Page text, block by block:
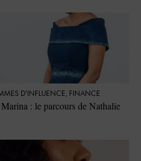
D'INFLUENCE, FINANCE
: le parcours de Nathalie